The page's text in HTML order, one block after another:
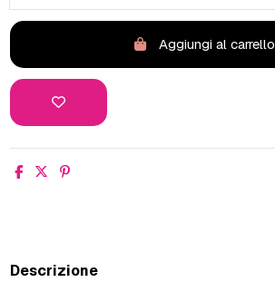
Aggiungi al carrello
Descrizione